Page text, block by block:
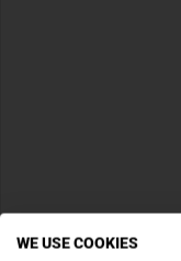
WE USE COOKIES